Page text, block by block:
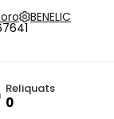
BENELIC
Reliquats
0